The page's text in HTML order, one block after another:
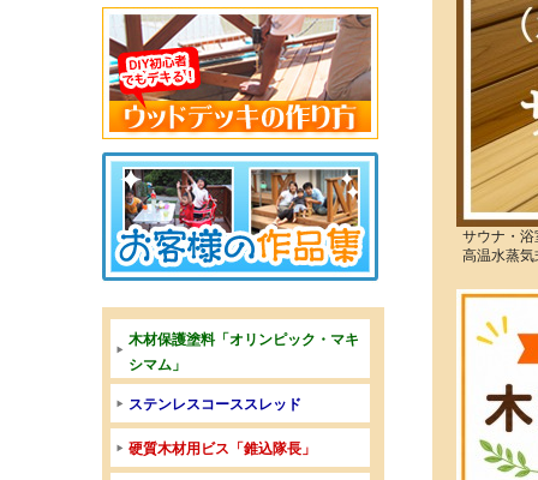
サウナ・
高温水蒸
木材保護塗料「オリンピック・マキ
シマム」
ステンレスコーススレッド
硬質木材用ビス「錐込隊長」